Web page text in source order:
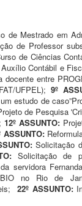
de Mestrado em
de Professor
de Ciências
Contábil e
docente entre
UFPEL);9º
estudo de
de Pesquisa
12º ASSUNTO:
ASSUNTO:
Solicitação
Solicitação de
servidora
no Rio de
22º ASSUNTO: